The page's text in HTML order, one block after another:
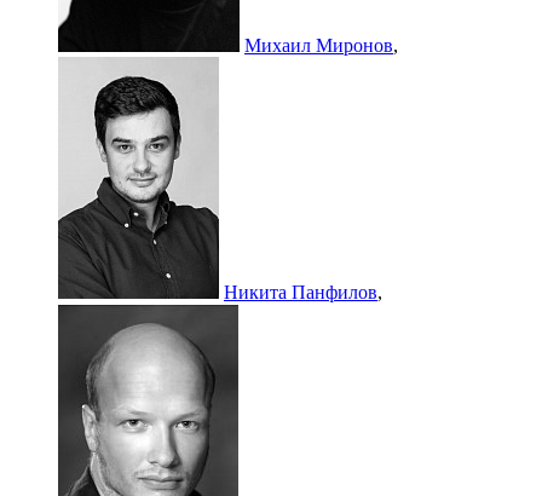
Михаил Миронов,
Никита Панфилов,